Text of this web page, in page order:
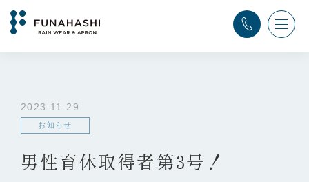
TOP 男性育休取得者第3号！
2023.11.29
お知らせ
男性育休取得者第3号！